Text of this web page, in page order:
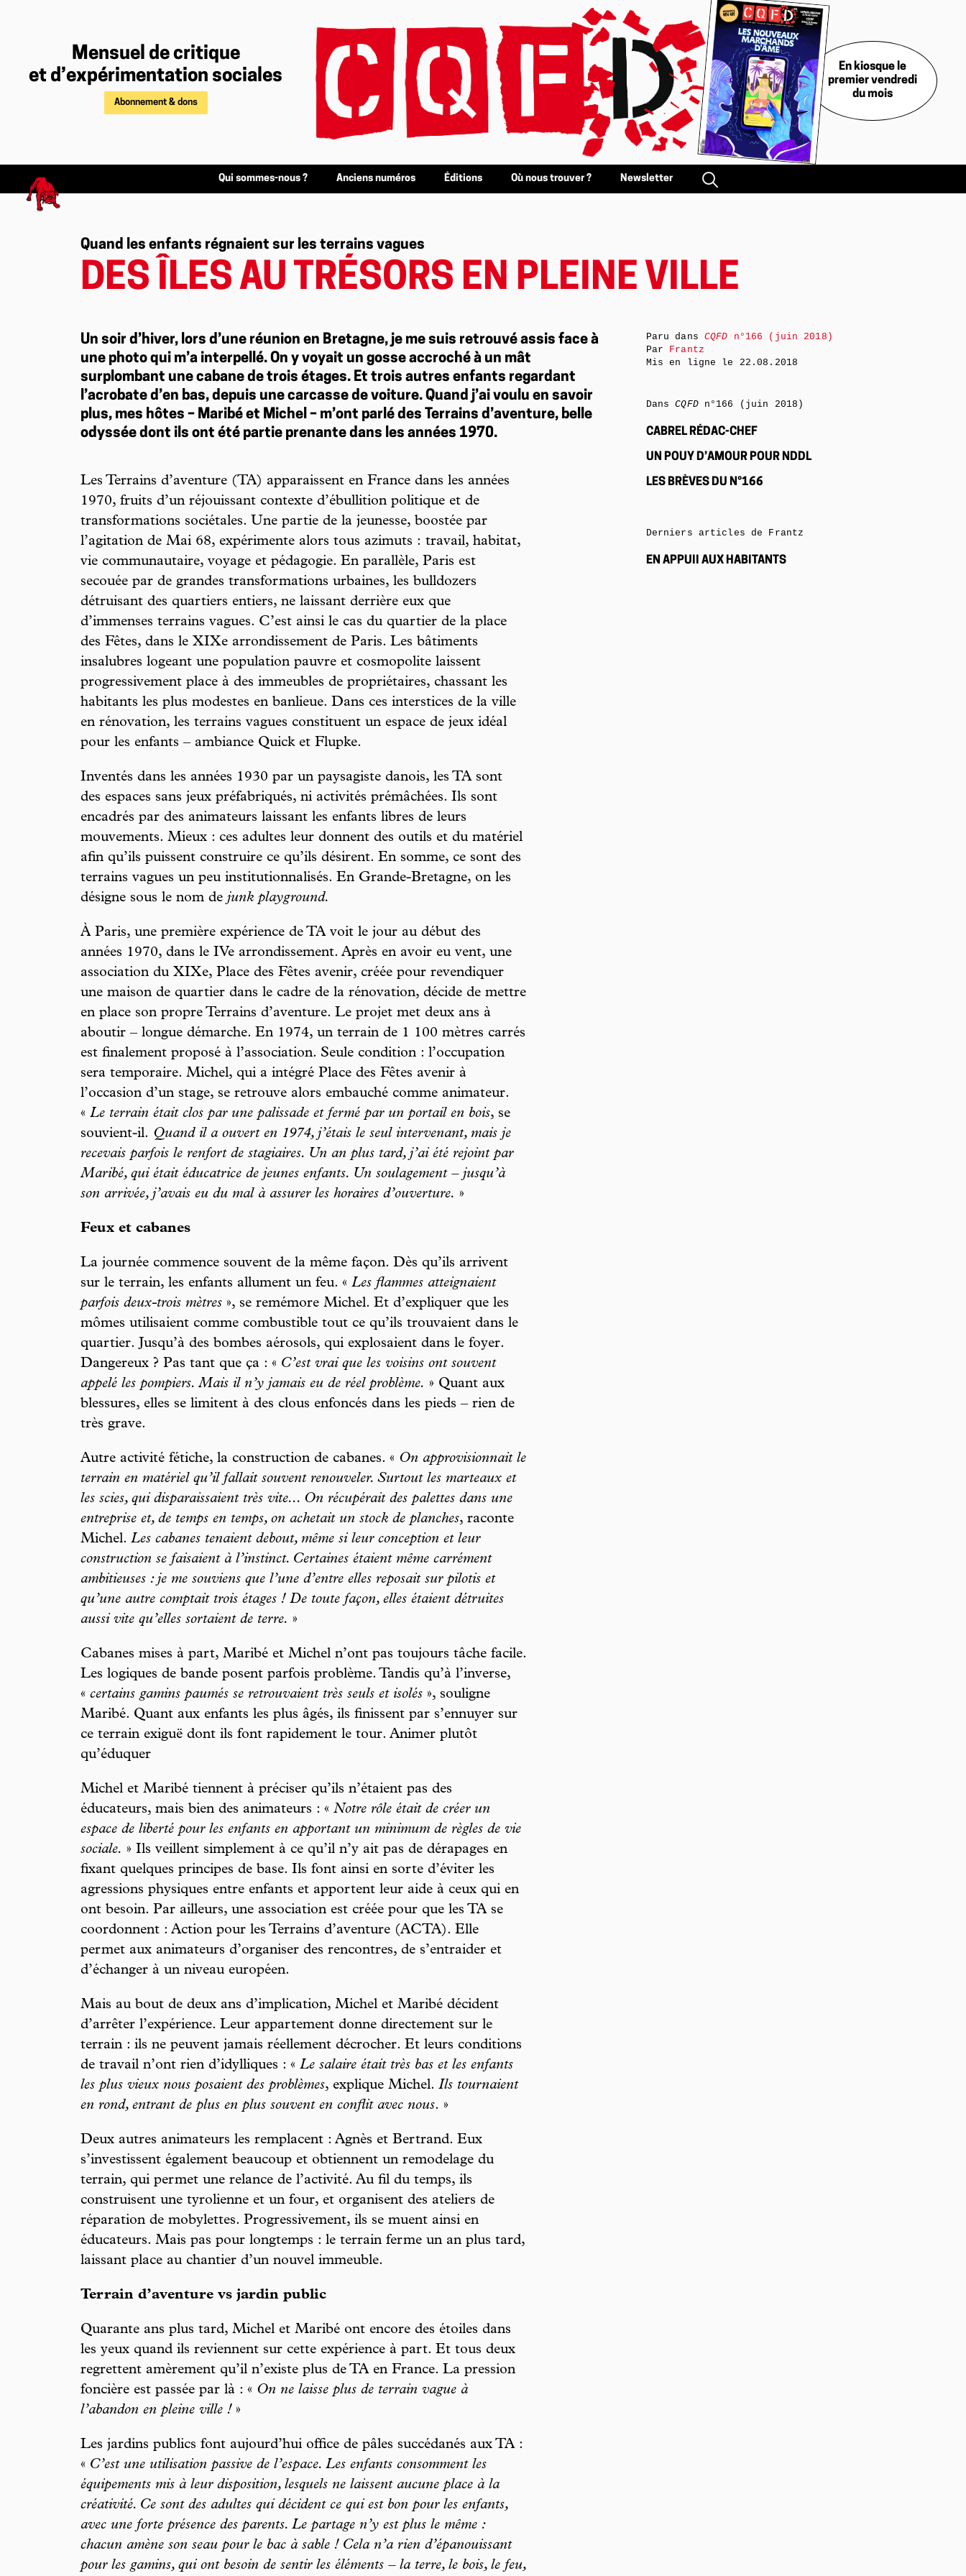
Mensuel de critique
et d’expérimentation sociales
Abonnement & dons
En kiosque le
premier vendredi
du mois
Qui sommes-nous ? Anciens numéros Éditions Où nous trouver ? Newsletter
Quand les enfants régnaient sur les terrains vagues
DES ÎLES AU TRÉSORS EN PLEINE VILLE
Un soir d’hiver, lors d’une réunion en Bretagne, je me suis retrouvé assis face à
une photo qui m’a interpellé. On y voyait un gosse accroché à un mât
surplombant une cabane de trois étages. Et trois autres enfants regardant
l’acrobate d’en bas, depuis une carcasse de voiture. Quand j’ai voulu en savoir
plus, mes hôtes – Maribé et Michel – m’ont parlé des Terrains d’aventure, belle
odyssée dont ils ont été partie prenante dans les années 1970.
Les Terrains d’aventure (TA) apparaissent en France dans les années
1970, fruits d’un réjouissant contexte d’ébullition politique et de
transformations sociétales. Une partie de la jeunesse, boostée par
l’agitation de Mai 68, expérimente alors tous azimuts : travail, habitat,
vie communautaire, voyage et pédagogie. En parallèle, Paris est
secouée par de grandes transformations urbaines, les bulldozers
détruisant des quartiers entiers, ne laissant derrière eux que
d’immenses terrains vagues. C’est ainsi le cas du quartier de la place
des Fêtes, dans le XIXe arrondissement de Paris. Les bâtiments
insalubres logeant une population pauvre et cosmopolite laissent
progressivement place à des immeubles de propriétaires, chassant les
habitants les plus modestes en banlieue. Dans ces interstices de la ville
en rénovation, les terrains vagues constituent un espace de jeux idéal
pour les enfants – ambiance Quick et Flupke.
Inventés dans les années 1930 par un paysagiste danois, les TA sont
des espaces sans jeux préfabriqués, ni activités prémâchées. Ils sont
encadrés par des animateurs laissant les enfants libres de leurs
mouvements. Mieux : ces adultes leur donnent des outils et du matériel
afin qu’ils puissent construire ce qu’ils désirent. En somme, ce sont des
terrains vagues un peu institutionnalisés. En Grande-Bretagne, on les
désigne sous le nom de junk playground.
À Paris, une première expérience de TA voit le jour au début des
années 1970, dans le IVe arrondissement. Après en avoir eu vent, une
association du XIXe, Place des Fêtes avenir, créée pour revendiquer
une maison de quartier dans le cadre de la rénovation, décide de mettre
en place son propre Terrains d’aventure. Le projet met deux ans à
aboutir – longue démarche. En 1974, un terrain de 1 100 mètres carrés
est finalement proposé à l’association. Seule condition : l’occupation
sera temporaire. Michel, qui a intégré Place des Fêtes avenir à
l’occasion d’un stage, se retrouve alors embauché comme animateur.
« Le terrain était clos par une palissade et fermé par un portail en bois, se
souvient-il. Quand il a ouvert en 1974, j’étais le seul intervenant, mais je
recevais parfois le renfort de stagiaires. Un an plus tard, j’ai été rejoint par
Maribé, qui était éducatrice de jeunes enfants. Un soulagement – jusqu’à
son arrivée, j’avais eu du mal à assurer les horaires d’ouverture. »
Feux et cabanes
La journée commence souvent de la même façon. Dès qu’ils arrivent
sur le terrain, les enfants allument un feu. « Les flammes atteignaient
parfois deux-trois mètres », se remémore Michel. Et d’expliquer que les
mômes utilisaient comme combustible tout ce qu’ils trouvaient dans le
quartier. Jusqu’à des bombes aérosols, qui explosaient dans le foyer.
Dangereux ? Pas tant que ça : « C’est vrai que les voisins ont souvent
appelé les pompiers. Mais il n’y jamais eu de réel problème. » Quant aux
blessures, elles se limitent à des clous enfoncés dans les pieds – rien de
très grave.
Autre activité fétiche, la construction de cabanes. « On approvisionnait le
terrain en matériel qu’il fallait souvent renouveler. Surtout les marteaux et
les scies, qui disparaissaient très vite... On récupérait des palettes dans une
entreprise et, de temps en temps, on achetait un stock de planches, raconte
Michel. Les cabanes tenaient debout, même si leur conception et leur
construction se faisaient à l’instinct. Certaines étaient même carrément
ambitieuses : je me souviens que l’une d’entre elles reposait sur pilotis et
qu’une autre comptait trois étages ! De toute façon, elles étaient détruites
aussi vite qu’elles sortaient de terre. »
Cabanes mises à part, Maribé et Michel n’ont pas toujours tâche facile.
Les logiques de bande posent parfois problème. Tandis qu’à l’inverse,
« certains gamins paumés se retrouvaient très seuls et isolés », souligne
Maribé. Quant aux enfants les plus âgés, ils finissent par s’ennuyer sur
ce terrain exiguë dont ils font rapidement le tour. Animer plutôt
qu’éduquer
Michel et Maribé tiennent à préciser qu’ils n’étaient pas des
éducateurs, mais bien des animateurs : « Notre rôle était de créer un
espace de liberté pour les enfants en apportant un minimum de règles de vie
sociale. » Ils veillent simplement à ce qu’il n’y ait pas de dérapages en
fixant quelques principes de base. Ils font ainsi en sorte d’éviter les
agressions physiques entre enfants et apportent leur aide à ceux qui en
ont besoin. Par ailleurs, une association est créée pour que les TA se
coordonnent : Action pour les Terrains d’aventure (ACTA). Elle
permet aux animateurs d’organiser des rencontres, de s’entraider et
d’échanger à un niveau européen.
Mais au bout de deux ans d’implication, Michel et Maribé décident
d’arrêter l’expérience. Leur appartement donne directement sur le
terrain : ils ne peuvent jamais réellement décrocher. Et leurs conditions
de travail n’ont rien d’idylliques : « Le salaire était très bas et les enfants
les plus vieux nous posaient des problèmes, explique Michel. Ils tournaient
en rond, entrant de plus en plus souvent en conflit avec nous. »
Deux autres animateurs les remplacent : Agnès et Bertrand. Eux
s’investissent également beaucoup et obtiennent un remodelage du
terrain, qui permet une relance de l’activité. Au fil du temps, ils
construisent une tyrolienne et un four, et organisent des ateliers de
réparation de mobylettes. Progressivement, ils se muent ainsi en
éducateurs. Mais pas pour longtemps : le terrain ferme un an plus tard,
laissant place au chantier d’un nouvel immeuble.
Terrain d’aventure vs jardin public
Quarante ans plus tard, Michel et Maribé ont encore des étoiles dans
les yeux quand ils reviennent sur cette expérience à part. Et tous deux
regrettent amèrement qu’il n’existe plus de TA en France. La pression
foncière est passée par là : « On ne laisse plus de terrain vague à
l’abandon en pleine ville ! »
Les jardins publics font aujourd’hui office de pâles succédanés aux TA :
« C’est une utilisation passive de l’espace. Les enfants consomment les
équipements mis à leur disposition, lesquels ne laissent aucune place à la
créativité. Ce sont des adultes qui décident ce qui est bon pour les enfants,
avec une forte présence des parents. Le partage n’y est plus le même :
chacun amène son seau pour le bac à sable ! Cela n’a rien d’épanouissant
pour les gamins, qui ont besoin de sentir les éléments – la terre, le bois, le feu,
Paru dans CQFD n°166 (juin 2018)
Par Frantz
Mis en ligne le 22.08.2018
DansCQFDn°166 (juin 2018)
CABREL RÉDAC-CHEF
UN POUY D’AMOUR POUR NDDL
LES BRÈVES DU N°166
Derniers articles de Frantz
EN APPUII AUX HABITANTS